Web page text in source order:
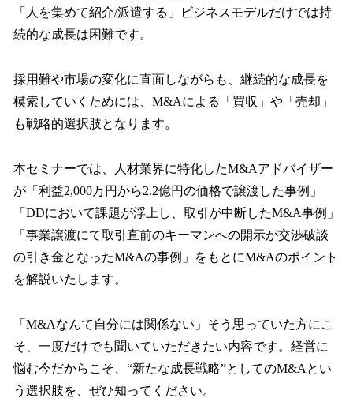
「人を集めて紹介/派遣する」ビジネスモデルだけでは持
続的な成長は困難です。
採用難や市場の変化に直面しながらも、継続的な成長を
模索していくためには、M&Aによる「買収」や「売却」
も戦略的選択肢となります。
本セミナーでは、人材業界に特化したM&Aアドバイザー
が「利益2,000万円から2.2億円の価格で譲渡した事例」
「DDにおいて課題が浮上し、取引が中断したM&A事例」
「事業譲渡にて取引直前のキーマンへの開示が交渉破談
の引き金となったM&Aの事例」をもとにM&Aのポイント
を解説いたします。
「M&Aなんて自分には関係ない」そう思っていた方にこ
そ、一度だけでも聞いていただきたい内容です。経営に
悩む今だからこそ、“新たな成長戦略”としてのM&Aとい
う選択肢を、ぜひ知ってください。